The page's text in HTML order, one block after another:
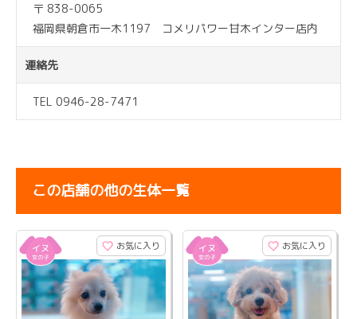
〒 838-0065
福岡県朝倉市一木1197 コメリパワー甘木インター店内
連絡先
TEL 0946-28-7471
この店舗の他の生体一覧
お気に入り お気に入り